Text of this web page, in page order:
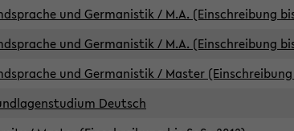
und Germanistik / M.A. (Einschreibung
und Germanistik / M.A. (Einschreibung
und Germanistik / Master (Einschreibung
Deutsch